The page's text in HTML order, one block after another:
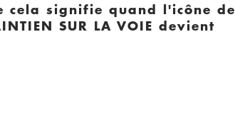
cela signifie quand l'icône de
SUR LA VOIE devient